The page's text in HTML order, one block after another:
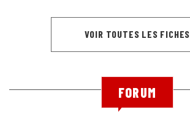
VOIR TOUTES LES FICHES
FORUM